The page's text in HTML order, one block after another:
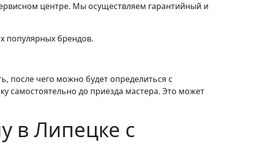
центре. Мы осуществляем гарантийный и
популярных брендов.
после чего можно будет определиться с
самостоятельно до приезда мастера. Это может
в Липецке с